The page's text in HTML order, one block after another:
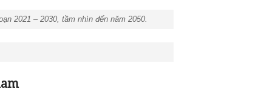
2021 – 2030, tầm nhìn đến năm 2050.